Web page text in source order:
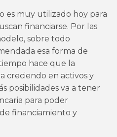
es muy utilizado hoy para
financiarse. Por las
sobre todo
esa forma de
hace que la
creciendo en activos y
posibilidades va a tener
para poder
financiamiento y